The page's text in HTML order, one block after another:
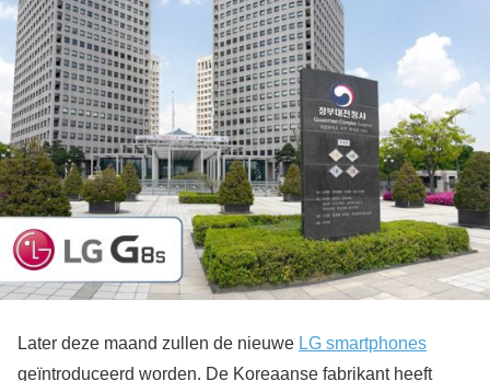
Later deze maand zullen de nieuwe LG smartphones
geïntroduceerd worden. De Koreaanse fabrikant heeft